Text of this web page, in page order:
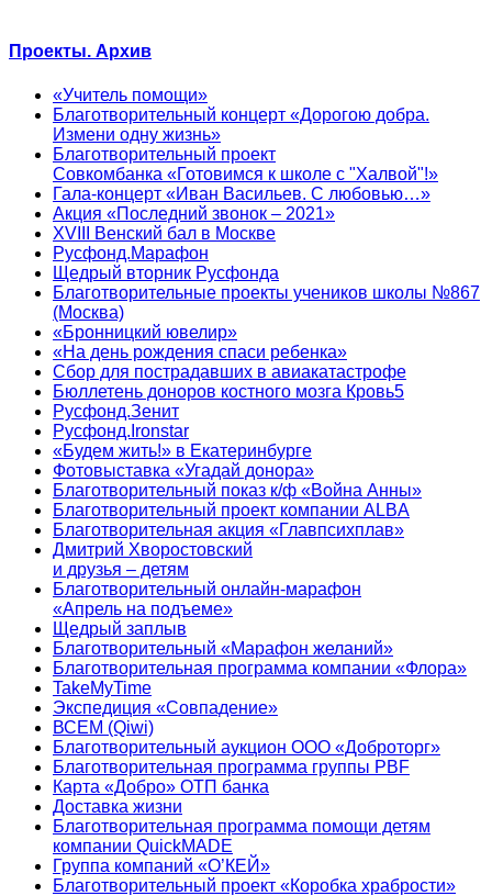
Проекты. Архив
«Учитель помощи»
Благотворительный концерт «Дорогою добра.
Измени одну жизнь»
Благотворительный проект
Совкомбанка «Готовимся к школе с "Халвой"!»
Гала-концерт «Иван Васильев. С любовью…»
Акция «Последний звонок – 2021»
XVIII Венский бал в Москве
Русфонд.Марафон
Щедрый вторник Русфонда
Благотворительные проекты учеников школы №867
(Москва)
«Бронницкий ювелир»
«На день рождения спаси ребенка»
Сбор для пострадавших в авиакатастрофе
Бюллетень доноров костного мозга Кровь5
Русфонд.Зенит
Русфонд.Ironstar
«Будем жить!» в Екатеринбурге
Фотовыставка «Угадай донора»
Благотворительный показ к/ф «Война Анны»
Благотворительный проект компании ALBA
Благотворительная акция «Главпсихплав»
Дмитрий Хворостовский
и друзья – детям
Благотворительный онлайн‑марафон
«Апрель на подъеме»
Щедрый заплыв
Благотворительный «Марафон желаний»
Благотворительная программа компании «Флора»
TakeMyTime
Экспедиция «Совпадение»
ВСЕМ (Qiwi)
Благотворительный аукцион ООО «Доброторг»
Благотворительная программа группы PBF
Карта «Добро» ОТП банка
Доставка жизни
Благотворительная программа помощи детям
компании QuickMADE
Группа компаний «О’КЕЙ»
Благотворительный проект «Коробка храбрости»